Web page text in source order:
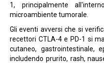
1, principalmente
microambiente tumorale.
Gli eventi avversi che si
recettori CTLA-4 e PD-1 si
cutaneo, gastrointestinale,
includendo prurito, rash,